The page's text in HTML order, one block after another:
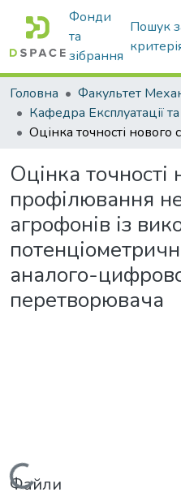
Фонди
та
зібрання
Пошук
Головна
Оцінка точності
профілювання
агрофонів із
аналого-
перетворювача
Файли